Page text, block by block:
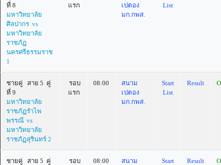
ที่ 8
มหาวิทยาลัย
ศิลปากร vs
มหาวิทยาลัย
ราชภัฏ
นครศรีธรรมราช
1
แรก
เปตอง
มก.กพส.
List
ชายคู่ สาย 5 คู่
ที่ 9
มหาวิทยาลัย
ราชภัฏรำไพ
พรรณี vs
มหาวิทยาลัย
ราชภัฏสุรินทร์ 2
รอบ
แรก
08:00
สนาม
เปตอง
มก.กพส.
Start
List
Result
ชายคู่ สาย 5 คู่
รอบ
08:00
สนาม
Start
Result